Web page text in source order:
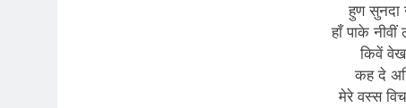
हुण सुनदा
हाँ पाके
किवें
कह दे
मेरे वस्स